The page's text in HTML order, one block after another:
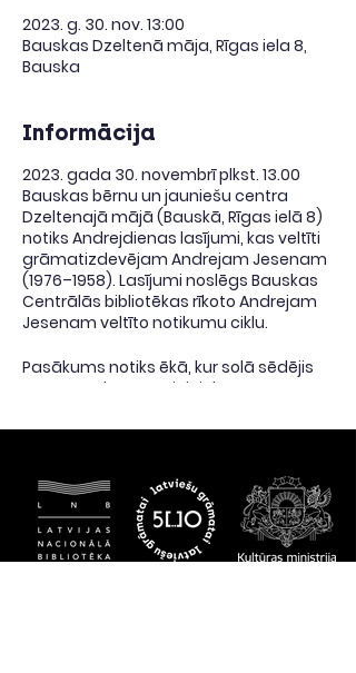
2023. g. 30. nov. 13:00
Bauskas Dzeltenā māja, Rīgas iela 8,
Bauska
Informācija
2023. gada 30. novembrī plkst. 13.00
Bauskas bērnu un jauniešu centra
Dzeltenajā mājā (Bauskā, Rīgas ielā 8)
notiks Andrejdienas lasījumi, kas veltīti
grāmatizdevējam Andrejam Jesenam
(1976–1958). Lasījumi noslēgs Bauskas
Centrālās bibliotēkas rīkoto Andrejam
Jesenam veltīto notikumu ciklu.
Pasākums notiks ēkā, kur solā sēdējis
pats pasākuma vaininieks, varēs
grāmatās, pārlapot leģendārās
no piederīgo albuma, klausīties zinošu
un zināmu cilvēku stāstījumos par
novadnieka atstātajām pēdām
literatūrā un Andreja Jesena laika skolu
un Bausku.